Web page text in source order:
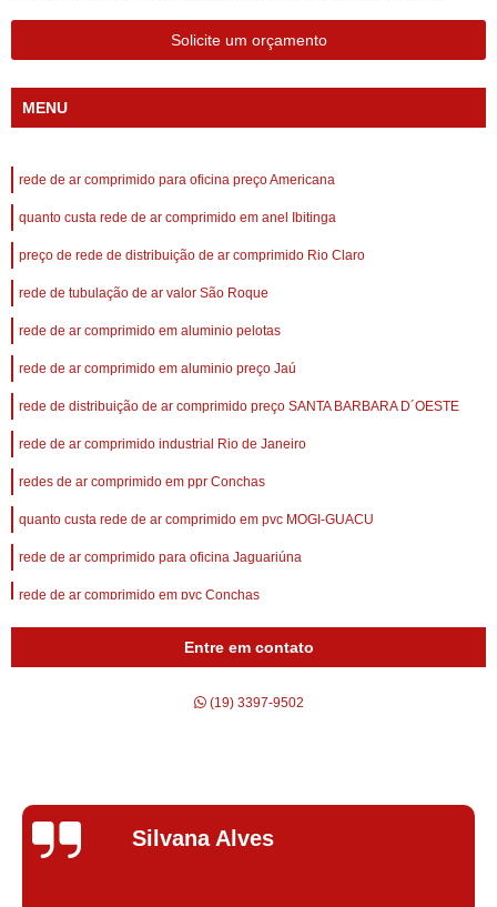
Solicite um orçamento
MENU
rede de ar comprimido para oficina preço Americana
quanto custa rede de ar comprimido em anel Ibitinga
preço de rede de distribuição de ar comprimido Rio Claro
rede de tubulação de ar valor São Roque
rede de ar comprimido em aluminio pelotas
rede de ar comprimido em aluminio preço Jaú
rede de distribuição de ar comprimido preço SANTA BARBARA D´OESTE
rede de ar comprimido industrial Rio de Janeiro
redes de ar comprimido em ppr Conchas
quanto custa rede de ar comprimido em pvc MOGI-GUACU
rede de ar comprimido para oficina Jaguariúna
rede de ar comprimido em pvc Conchas
rede de ar comprimido em pvc valor Taboão da Serra
rede de ar comprimido circuito aberto pelotas
redes de ar comprimido em pvc Taboão da Serra
rede de ar comprimido em ppr valor Porto Feliz
Entre em contato
(19) 3397-9502
Silvana Alves